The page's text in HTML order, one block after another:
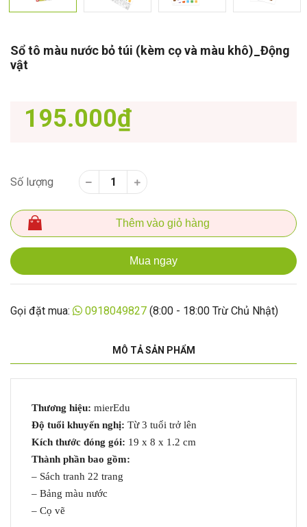
Sổ tô màu nước bỏ túi (kèm cọ và màu khô)_Động
vật
195.000₫
Số lượng
Thêm vào giỏ hàng
Mua ngay
Gọi đặt mua: 0918049827 (8:00 - 18:00 Trừ Chủ Nhật)
MÔ TẢ SẢN PHẨM
Thương hiệu: mierEdu
Độ tuổi khuyến nghị: Từ 3 tuổi trở lên
Kích thước đóng gói: 19 x 8 x 1.2 cm
Thành phần bao gồm:
– Sách tranh 22 trang
– Bảng màu nước
– Cọ vẽ